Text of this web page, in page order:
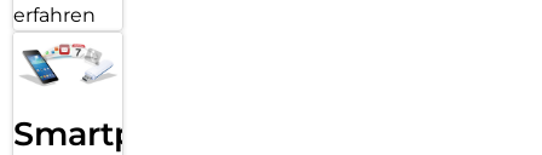
erfahren
Smartphone